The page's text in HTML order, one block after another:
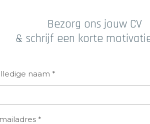
Bezorg ons jouw CV
& schrijf een korte
naam *
*